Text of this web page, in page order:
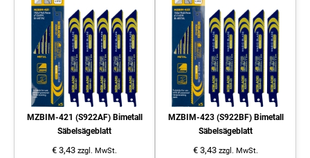
MZBIM-421 (S922AF) Bimetall
Säbelsägeblatt
€ 3,43 zzgl. MwSt.
MZBIM-423 (S922BF) Bimetall
Säbelsägeblatt
€ 3,43 zzgl. MwSt.